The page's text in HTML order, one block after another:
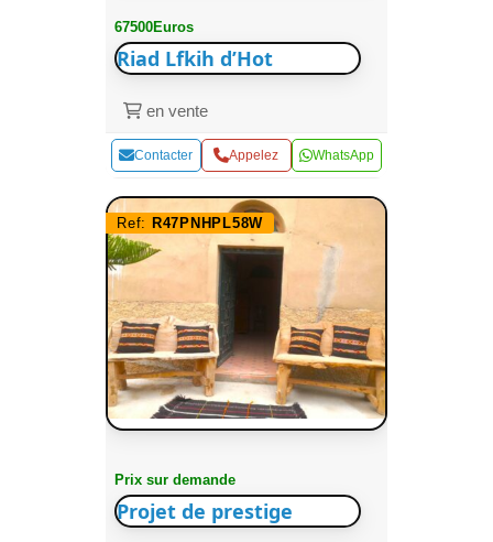
67500Euros
Riad Lfkih d’Hot
en vente
Contacter Appelez WhatsApp
Ref: R47PNHPL58W
Prix sur demande
Projet de prestige